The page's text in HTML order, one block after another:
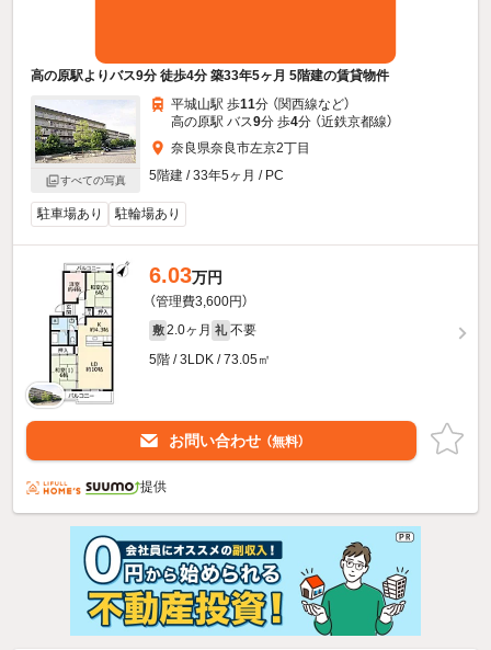
高の原駅よりバス9分 徒歩4分 築33年5ヶ月 5階建の賃貸物件
すべての写真
平城山駅 歩11分 （関西線など）
高の原駅 バス9分 歩4分 （近鉄京都線）
奈良県奈良市左京2丁目
5階建 / 33年5ヶ月 / PC
駐車場あり 駐輪場あり
6.03万円
（管理費3,600円）
敷 2.0ヶ月 礼 不要
5階 / 3LDK / 73.05㎡
お問い合わせ （無料）
提供